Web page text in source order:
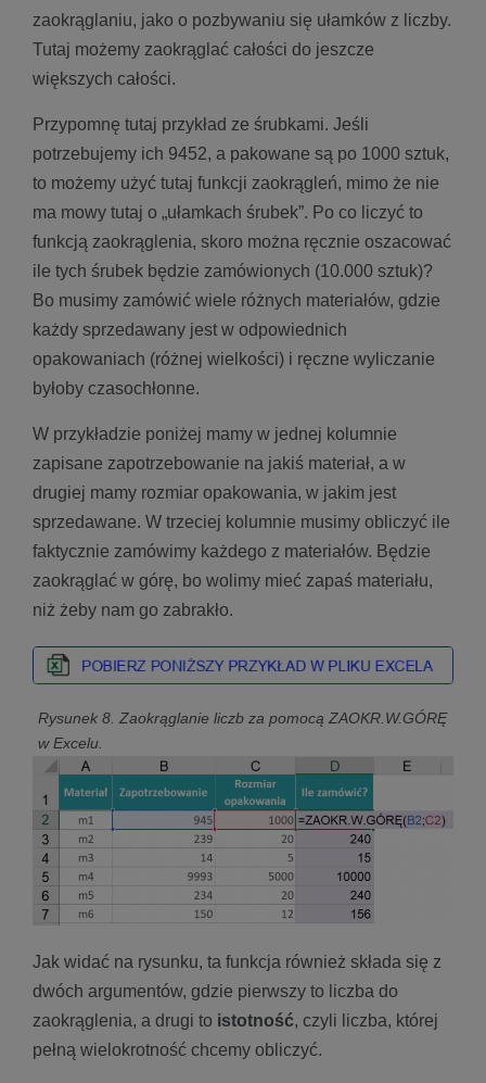
zaokrąglaniu, jako o pozbywaniu się ułamków z liczby.
Tutaj możemy zaokrąglać całości do jeszcze
większych całości.
Przypomnę tutaj przykład ze śrubkami. Jeśli
potrzebujemy ich 9452, a pakowane są po 1000 sztuk,
to możemy użyć tutaj funkcji zaokrągleń, mimo że nie
ma mowy tutaj o „ułamkach śrubek”. Po co liczyć to
funkcją zaokrąglenia, skoro można ręcznie oszacować
ile tych śrubek będzie zamówionych (10.000 sztuk)?
Bo musimy zamówić wiele różnych materiałów, gdzie
każdy sprzedawany jest w odpowiednich
opakowaniach (różnej wielkości) i ręczne wyliczanie
byłoby czasochłonne.
W przykładzie poniżej mamy w jednej kolumnie
zapisane zapotrzebowanie na jakiś materiał, a w
drugiej mamy rozmiar opakowania, w jakim jest
sprzedawane. W trzeciej kolumnie musimy obliczyć ile
faktycznie zamówimy każdego z materiałów. Będzie
zaokrąglać w górę, bo wolimy mieć zapaś materiału,
niż żeby nam go zabrakło.
Rysunek 8. Zaokrąglanie liczb za pomocą ZAOKR.W.GÓRĘ
w Excelu.
Jak widać na rysunku, ta funkcja również składa się z
dwóch argumentów, gdzie pierwszy to liczba do
zaokrąglenia, a drugi to istotność, czyli liczba, której
pełną wielokrotność chcemy obliczyć.